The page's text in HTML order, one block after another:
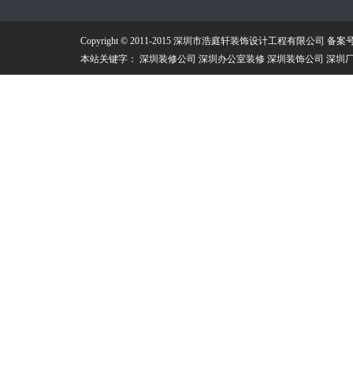
Copyright © 2011-2015 深圳市浩庭轩装饰设计工程有限公司 备案
本站关键字： 深圳装修公司 深圳办公室装修 深圳装饰公司 深